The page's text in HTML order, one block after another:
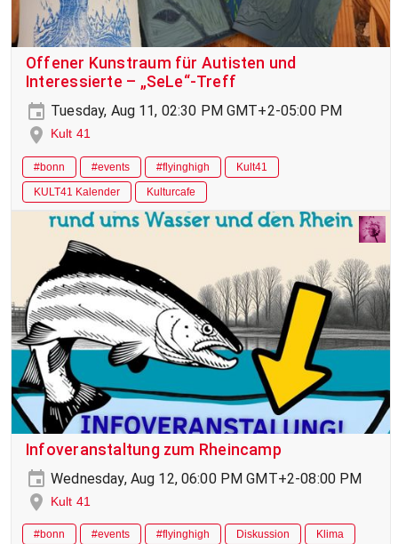
Offener Kunstraum für Autisten und
Interessierte – „SeLe“-Treff
Tuesday, Aug 11, 02:30 PM GMT+2-05:00 PM
Kult 41
#bonn #events #flyinghigh
Kult41
KULT41 Kalender
Kulturcafe
Infoveranstaltung zum Rheincamp
Wednesday, Aug 12, 06:00 PM GMT+2-08:00 PM
Kult 41
#bonn #events #flyinghigh Diskussion
Klima